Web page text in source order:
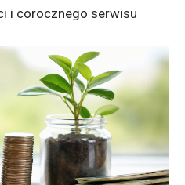
i corocznego serwisu